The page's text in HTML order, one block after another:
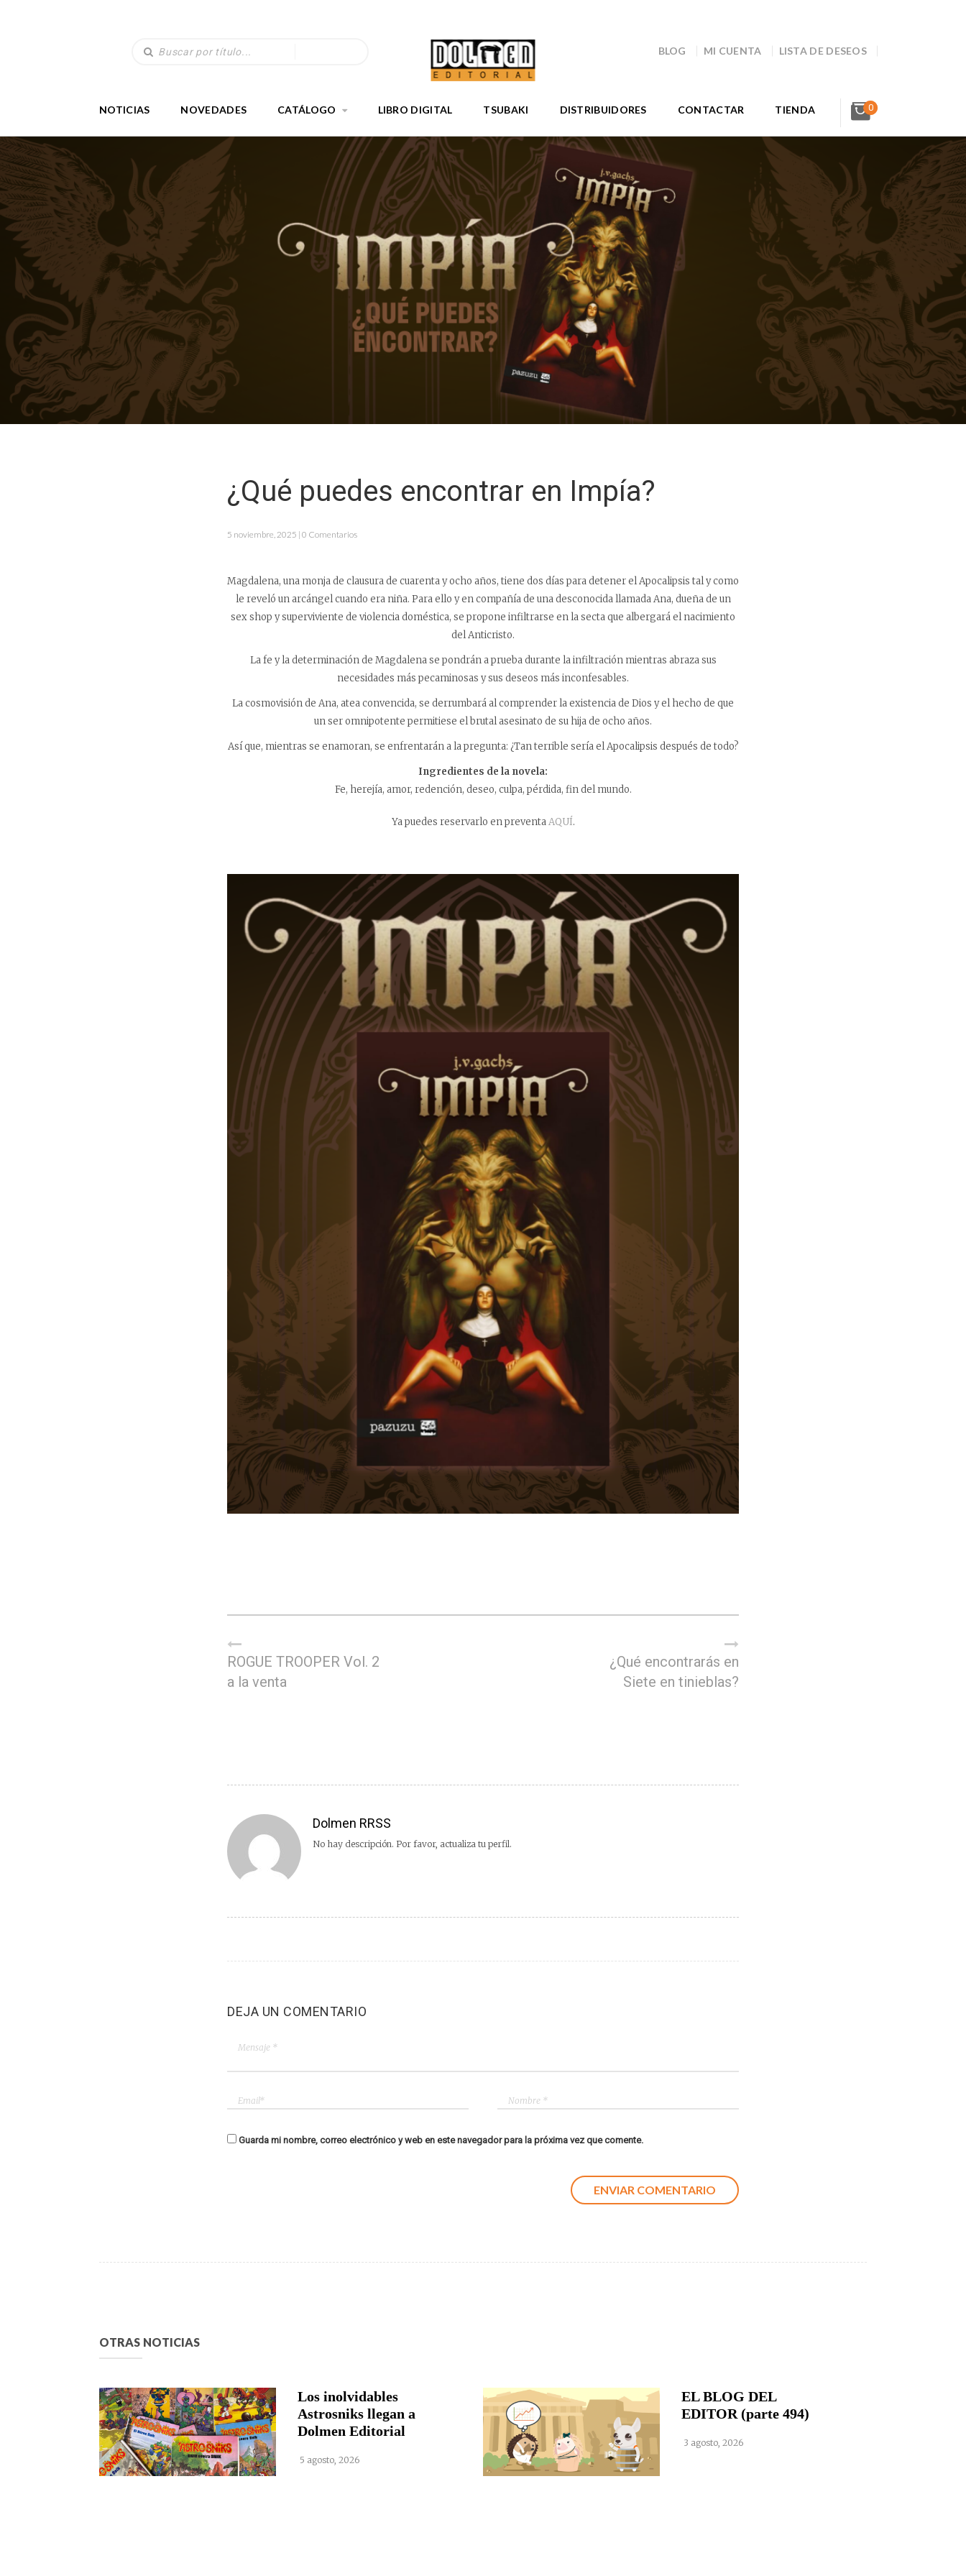
BLOG MI CUENTA LISTA DE DESEOS
NOTICIAS NOVEDADES CATÁLOGO LIBRO DIGITAL TSUBAKI DISTRIBUIDORES CONTACTAR TIENDA 0
¿Qué puedes encontrar en Impía?
5 noviembre, 2025 | 0 Comentarios
Magdalena, una monja de clausura de cuarenta y ocho años, tiene dos días para detener el Apocalipsis tal y como
le reveló un arcángel cuando era niña. Para ello y en compañía de una desconocida llamada Ana, dueña de un
sex shop y superviviente de violencia doméstica, se propone infiltrarse en la secta que albergará el nacimiento
del Anticristo.
La fe y la determinación de Magdalena se pondrán a prueba durante la infiltración mientras abraza sus
necesidades más pecaminosas y sus deseos más inconfesables.
La cosmovisión de Ana, atea convencida, se derrumbará al comprender la existencia de Dios y el hecho de que
un ser omnipotente permitiese el brutal asesinato de su hija de ocho años.
Así que, mientras se enamoran, se enfrentarán a la pregunta: ¿Tan terrible sería el Apocalipsis después de todo?
Ingredientes de la novela:
Fe, herejía, amor, redención, deseo, culpa, pérdida, fin del mundo.
Ya puedes reservarlo en preventaAQUÍ.
ROGUE TROOPER Vol. 2
a la venta
¿Qué encontrarás en
Siete en tinieblas?
Dolmen RRSS
No hay descripción. Por favor, actualiza tu perfil.
DEJA UN COMENTARIO
Guarda mi nombre, correo electrónico y web en este navegador para la próxima vez que comente.
OTRAS NOTICIAS
Los inolvidables
Astrosniks llegan a
Dolmen Editorial
5 agosto, 2026
EL BLOG DEL
EDITOR (parte 494)
3 agosto, 2026